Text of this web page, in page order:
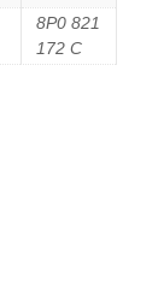
8P0 821
172 C